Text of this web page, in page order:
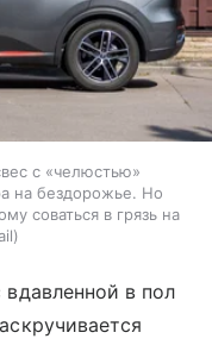
с «челюстью»
на бездорожье. Но
соваться в грязь на
вдавленной в пол